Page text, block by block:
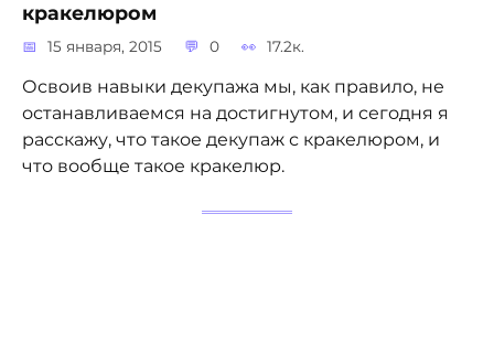
кракелюром
15 января, 2015 0 17.2к.
Освоив навыки декупажа мы, как правило, не
останавливаемся на достигнутом, и сегодня я
расскажу, что такое декупаж с кракелюром, и
что вообще такое кракелюр.